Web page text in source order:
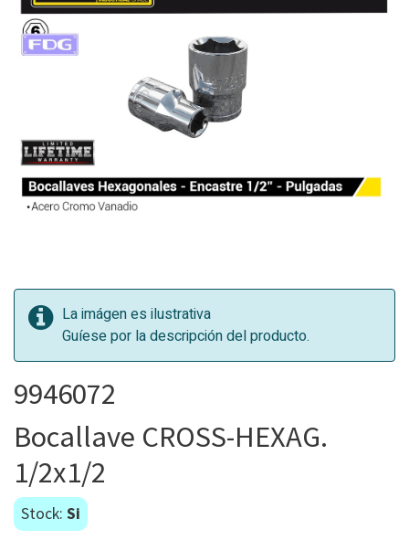
La imágen es ilustrativa
Guíese por la descripción del producto.
9946072
Bocallave CROSS-HEXAG.
1/2x1/2
Stock: Si